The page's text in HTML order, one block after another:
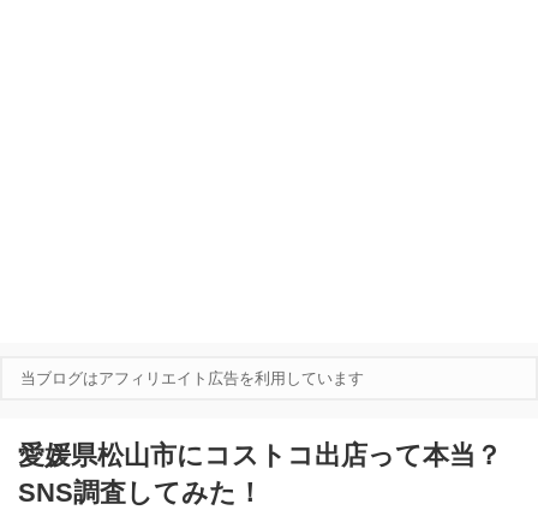
当ブログはアフィリエイト広告を利用しています
愛媛県松山市にコストコ出店って本当？
SNS調査してみた！